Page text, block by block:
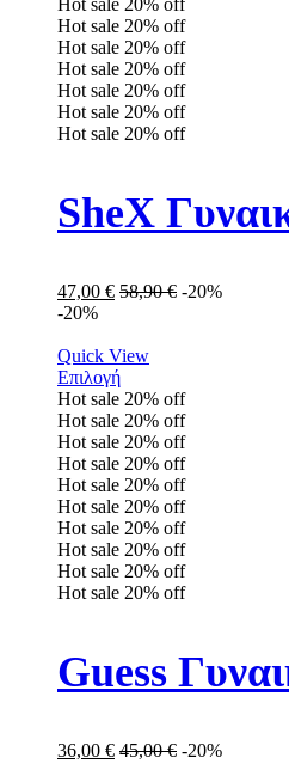
Hot sale 20% off
Hot sale 20% off
Hot sale 20% off
Hot sale 20% off
Hot sale 20% off
Hot sale 20% off
Hot sale 20% off
SheX
47,00 € 58,90€ -20%
-20%
Quick View
Επιλογή
Hot sale 20% off
Hot sale 20% off
Hot sale 20% off
Hot sale 20% off
Hot sale 20% off
Hot sale 20% off
Hot sale 20% off
Hot sale 20% off
Hot sale 20% off
Hot sale 20% off
Guess
36,00 € 45,00€ -20%